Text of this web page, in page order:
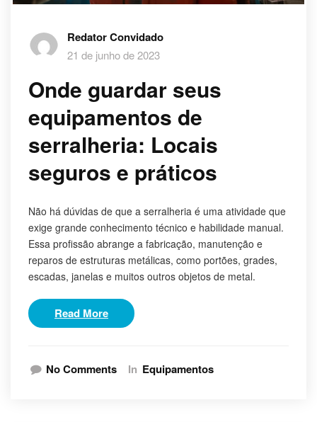
Redator Convidado
21 de junho de 2023
Onde guardar seus
equipamentos de
serralheria: Locais
seguros e práticos
Não há dúvidas de que a serralheria é uma atividade que
exige grande conhecimento técnico e habilidade manual.
Essa profissão abrange a fabricação, manutenção e
reparos de estruturas metálicas, como portões, grades,
escadas, janelas e muitos outros objetos de metal.
Read More
No Comments In Equipamentos